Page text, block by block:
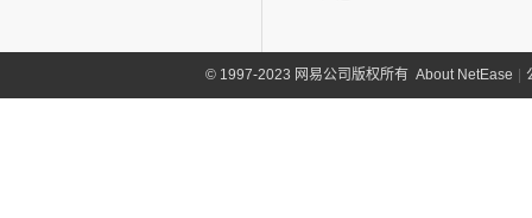
©1997-2023 网易公司版权所有 About NetEase